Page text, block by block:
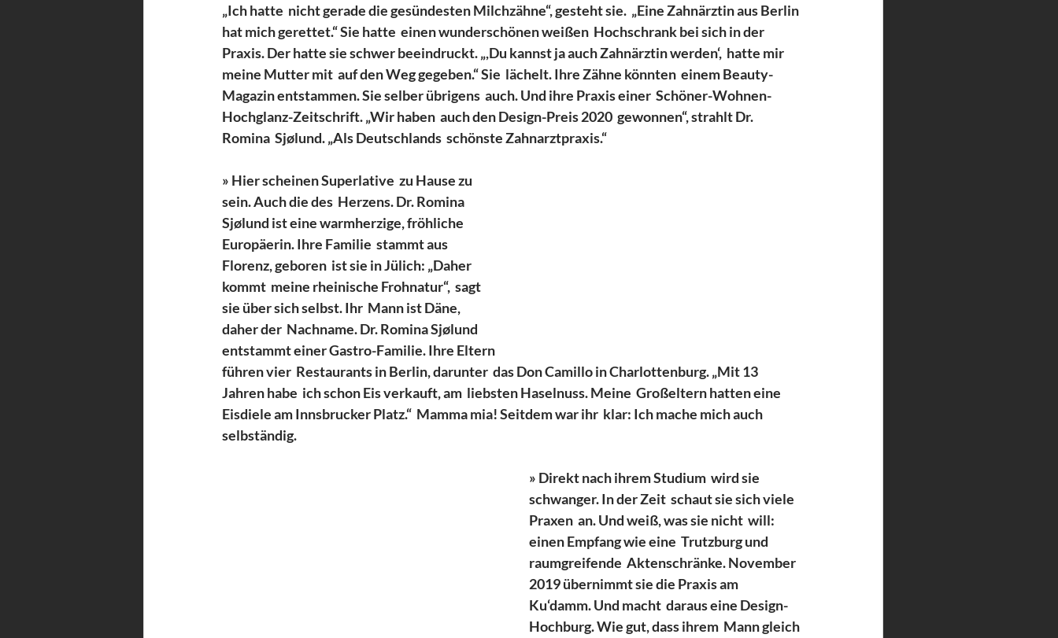
„Ich hatte  nicht gerade die gesündesten Milchzähne“, gesteht sie.  „Eine Zahnärztin aus Berlin
hat mich gerettet.“ Sie hatte  einen wunderschönen weißen  Hochschrank bei sich in der
Praxis. Der hatte sie schwer beeindruckt. „,Du kannst ja auch Zahnärztin werden‘,  hatte mir
meine Mutter mit  auf den Weg gegeben.“ Sie  lächelt. Ihre Zähne könnten  einem Beauty-
Magazin entstammen. Sie selber übrigens  auch. Und ihre Praxis einer  Schöner-Wohnen-
Hochglanz-Zeitschrift. „Wir haben  auch den Design-Preis 2020  gewonnen“, strahlt Dr.
Romina  Sjølund. „Als Deutschlands  schönste Zahnarztpraxis.“
» Hier scheinen Superlative  zu Hause zu
sein. Auch die des  Herzens. Dr. Romina
Sjølund ist eine warmherzige, fröhliche
Europäerin. Ihre Familie  stammt aus
Florenz, geboren  ist sie in Jülich: „Daher
kommt  meine rheinische Frohnatur“,  sagt
sie über sich selbst. Ihr  Mann ist Däne,
daher der  Nachname. Dr. Romina Sjølund
entstammt einer Gastro-Familie. Ihre Eltern
führen vier  Restaurants in Berlin, darunter  das Don Camillo in Charlottenburg. „Mit 13
Jahren habe  ich schon Eis verkauft, am  liebsten Haselnuss. Meine  Großeltern hatten eine
Eisdiele am Innsbrucker Platz.“  Mamma mia! Seitdem war ihr  klar: Ich mache mich auch
selbständig.
» Direkt nach ihrem Studium  wird sie
schwanger. In der Zeit  schaut sie sich viele
Praxen  an. Und weiß, was sie nicht  will:
einen Empfang wie eine  Trutzburg und
raumgreifende  Aktenschränke. November
2019 übernimmt sie die Praxis am
Ku‘damm. Und macht  daraus eine Design-
Hochburg. Wie gut, dass ihrem  Mann gleich